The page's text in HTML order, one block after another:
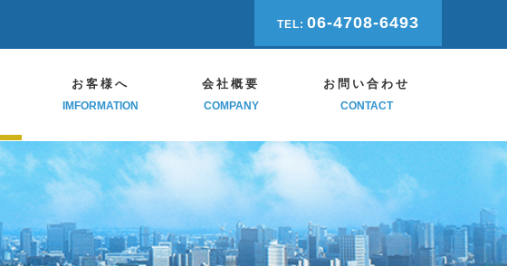
TEL: 06-4708-6493
お客様へ
IMFORMATION
会社概要
COMPANY
お問い合わせ
CONTACT